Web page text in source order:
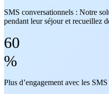
SMS conversationnels : Notre
pendant leur séjour et recueillez
60
%
Plus d’engagement avec les